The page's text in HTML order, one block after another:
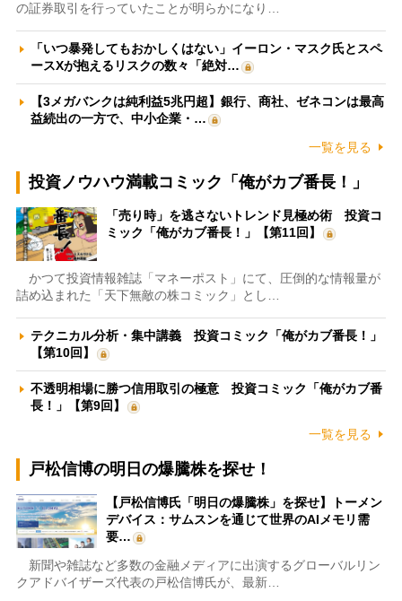
の証券取引を行っていたことが明らかになり…
「いつ暴発してもおかしくはない」イーロン・マスク氏とスペ
ースXが抱えるリスクの数々「絶対…
【3メガバンクは純利益5兆円超】銀行、商社、ゼネコンは最高
益続出の一方で、中小企業・…
一覧を見る
投資ノウハウ満載コミック「俺がカブ番長！」
「売り時」を逃さないトレンド見極め術 投資コ
ミック「俺がカブ番長！」【第11回】
かつて投資情報雑誌「マネーポスト」にて、圧倒的な情報量が
詰め込まれた「天下無敵の株コミック」とし…
テクニカル分析・集中講義 投資コミック「俺がカブ番長！」
【第10回】
不透明相場に勝つ信用取引の極意 投資コミック「俺がカブ番
長！」【第9回】
一覧を見る
戸松信博の明日の爆騰株を探せ！
【戸松信博氏「明日の爆騰株」を探せ】トーメン
デバイス：サムスンを通じて世界のAIメモリ需
要…
新聞や雑誌など多数の金融メディアに出演するグローバルリン
クアドバイザーズ代表の戸松信博氏が、最新…